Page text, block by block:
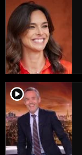
player2